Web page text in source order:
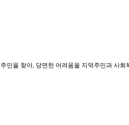
민을 찾아, 당면한 어려움을 지역주민과 사회